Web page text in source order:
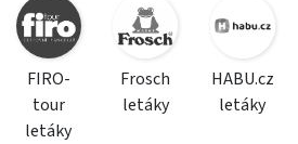
FIRO-
tour
letáky
Frosch
letáky
HABU.cz
letáky